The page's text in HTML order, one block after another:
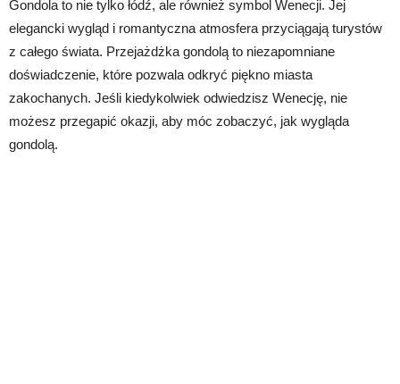
Gondola to nie tylko łódź, ale również symbol Wenecji. Jej
elegancki wygląd i romantyczna atmosfera przyciągają turystów
z całego świata. Przejażdżka gondolą to niezapomniane
doświadczenie, które pozwala odkryć piękno miasta
zakochanych. Jeśli kiedykolwiek odwiedzisz Wenecję, nie
możesz przegapić okazji, aby móc zobaczyć, jak wygląda
gondolą.